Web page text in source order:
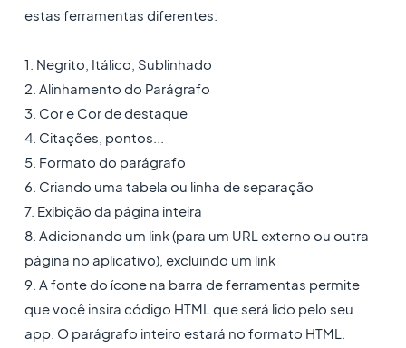
estas ferramentas diferentes:
1. Negrito, Itálico, Sublinhado
2. Alinhamento do Parágrafo
3. Cor e Cor de destaque
4. Citações, pontos...
5. Formato do parágrafo
6. Criando uma tabela ou linha de separação
7. Exibição da página inteira
8. Adicionando um link (para um URL externo ou outra
página no aplicativo), excluindo um link
9. A fonte do ícone na barra de ferramentas permite
que você insira código HTML que será lido pelo seu
app. O parágrafo inteiro estará no formato HTML.